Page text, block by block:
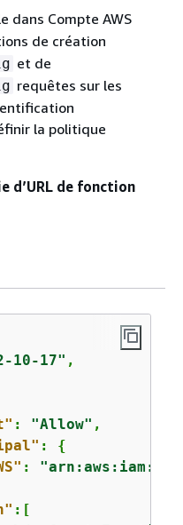
dans Compte AWS
de création
et de
requêtes sur les
la politique
d’URL de fonction
10-17" ,
: "Allow" ,
: {
:
:[